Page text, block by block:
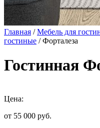
Главная /Мебель для
гостиные / Форталеза
Гостинная
Цена:
от 55 000 руб.